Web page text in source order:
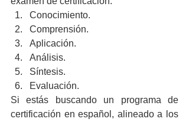
Conocimiento.
Comprensión.
Aplicación.
Análisis.
Síntesis.
Evaluación.
Si estás buscando un programa de
certificación en español, alineado a los